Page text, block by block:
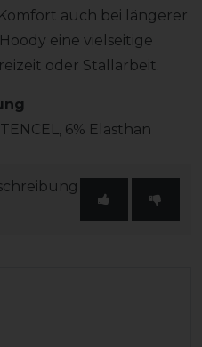
auch bei längerer
eine vielseitige
oder Stallarbeit.
6% Elasthan